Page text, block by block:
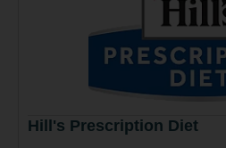
Hill's Prescription Diet